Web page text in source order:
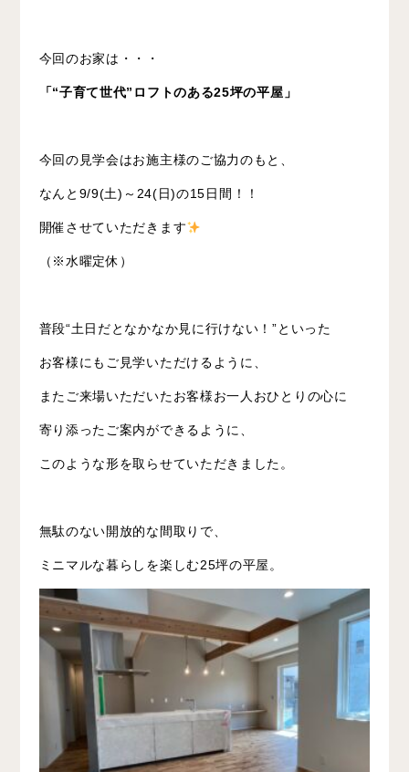
今回のお家は・・・
「“子育て世代”ロフトのある25坪の平屋」
今回の見学会はお施主様のご協力のもと、
なんと9/9(土)～24(日)の15日間！！
開催させていただきます
（※水曜定休）
普段“土日だとなかなか見に行けない！”といった
お客様にもご見学いただけるように、
またご来場いただいたお客様お一人おひとりの心に
寄り添ったご案内ができるように、
このような形を取らせていただきました。
無駄のない開放的な間取りで、
ミニマルな暮らしを楽しむ25坪の平屋。